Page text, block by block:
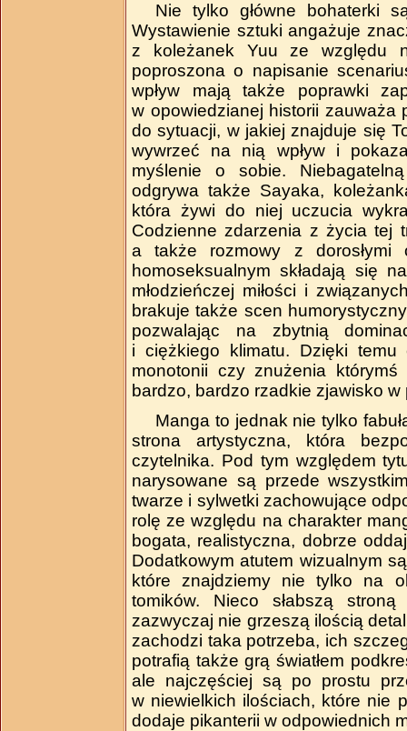
Nie tylko główne bohaterki
Wystawienie sztuki angażuje
z koleżanek Yuu ze względu
poproszona o napisanie
wpływ mają także poprawki
w opowiedzianej historii zauważa
do sytuacji, w jakiej znajduje się
wywrzeć na nią wpływ i
myślenie o sobie.
odgrywa także Sayaka,
która żywi do niej uczucia
Codzienne zdarzenia z życia tej
a także rozmowy z dorosłymi
homoseksualnym składają się
młodzieńczej miłości i
brakuje także scen
pozwalając na zbytnią
i ciężkiego klimatu. Dzięki
monotonii czy znużenia
bardzo, bardzo rzadkie zjawisko
Manga to jednak nie tylko
strona artystyczna, która
czytelnika. Pod tym względem
narysowane są przede
twarze i sylwetki zachowujące
rolę ze względu na charakter
bogata, realistyczna, dobrze
Dodatkowym atutem wizualnym
które znajdziemy nie tylko na
tomików. Nieco słabszą
zazwyczaj nie grzeszą ilością
zachodzi taka potrzeba, ich
potrafią także grą światłem
ale najczęściej są po prostu
w niewielkich ilościach, które nie
dodaje pikanterii w odpowiednich